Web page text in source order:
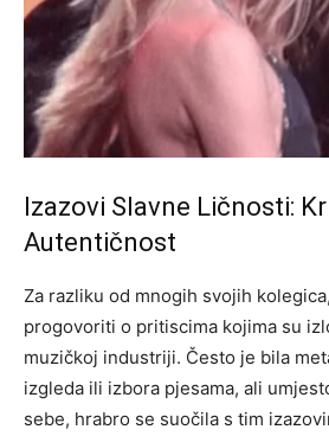
Izazovi Slavne Ličnosti:
Autentičnost
Za razliku od mnogih svojih
progovoriti o pritiscima kojima su
muzičkoj industriji. Često je bila
izgleda ili izbora pjesama, ali
sebe, hrabro se suočila s tim